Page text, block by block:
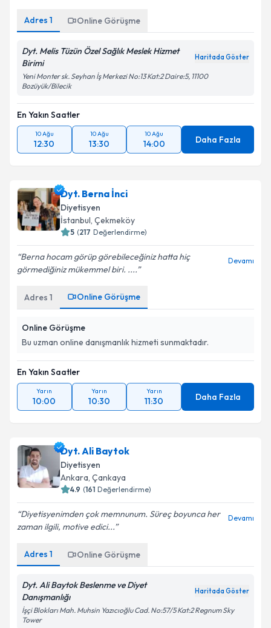
Adres 1 Online Görüşme
Dyt. Melis Tüzün Özel Sağlık Meslek Hizmet
Birimi
Haritada Göster
Yeni Monter sk. Seyhan İş Merkezi No:13 Kat:2 Daire:5, 11100
Bozüyük/Bilecik
En Yakın Saatler
10 Ağu
12:30
10 Ağu
13:30
10 Ağu
14:00 Daha Fazla
Dyt. Berna İnci
Diyetisyen
İstanbul, Çekmeköy
5 (217 Değerlendirme)
Berna hocam️ görüp görebileceğiniz hatta hiç
görmediğiniz mükemmel biri. ....
Devamı
Adres 1 Online Görüşme
Online Görüşme
Bu uzman online danışmanlık hizmeti sunmaktadır.
En Yakın Saatler
Yarın
10:00
Yarın
10:30
Yarın
11:30 Daha Fazla
Dyt. Ali Baytok
Diyetisyen
Ankara, Çankaya
4.9 (161 Değerlendirme)
Diyetisyenimden çok memnunum. Süreç boyunca her
zaman ilgili, motive edici...
Devamı
Adres 1 Online Görüşme
Dyt. Ali Baytok Beslenme ve Diyet
Danışmanlığı
Haritada Göster
İşçi Blokları Mah. Muhsin Yazıcıoğlu Cad. No:57/5 Kat:2 Regnum Sky
Tower